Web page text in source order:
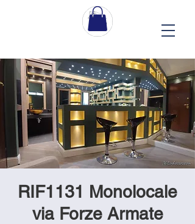
RIF1131 Monolocale
via Forze Armate